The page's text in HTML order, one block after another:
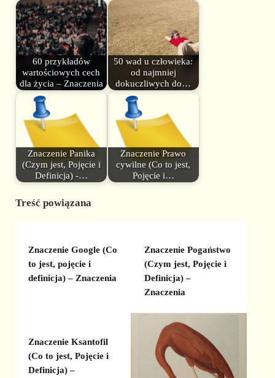
60 przykładów
wartościowych cech
dla życia – Znaczenia
50 wad u człowieka:
od najmniej
dokuczliwych do…
Znaczenie Panika
(Czym jest, Pojęcie i
Definicja) -…
Znaczenie Prawo
cywilne (Co to jest,
Pojęcie i…
Treść powiązana
Znaczenie Google (Co
to jest, pojęcie i
definicja) – Znaczenia
Znaczenie Pogaństwo
(Czym jest, Pojęcie i
Definicja) –
Znaczenia
Znaczenie Ksantofil
(Co to jest, Pojęcie i
Definicja) –